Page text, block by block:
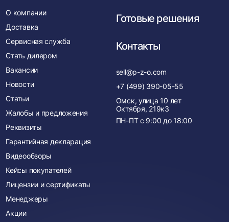
О компании
Доставка
Сервисная служба
Стать дилером
Вакансии
Новости
Статьи
Жалобы и предложения
Реквизиты
Гарантийная декларация
Видеообзоры
Кейсы покупателей
Лицензии и сертификаты
Менеджеры
Акции
Готовые решения
Контакты
sell@p-z-o.com
+7 (499) 390-05-55
Омск, улица 10 лет
Октября, 219к3
ПН-ПТ с 9:00 до 18:00